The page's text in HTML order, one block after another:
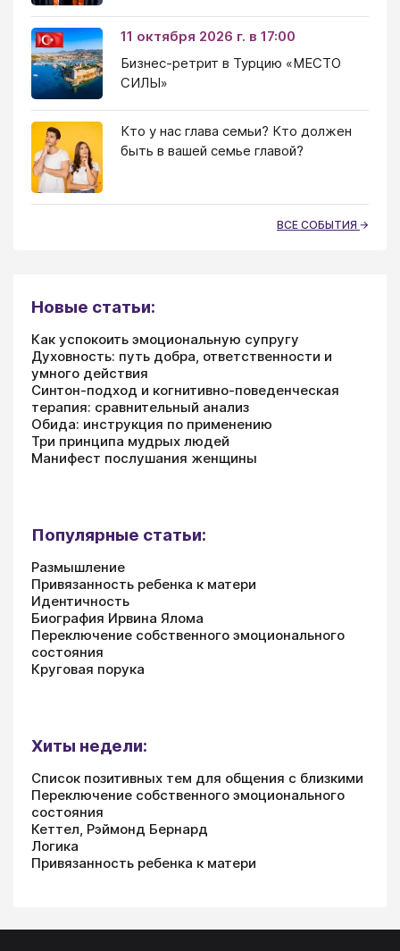
11 октября 2026 г. в 17:00
Бизнес-ретрит в Турцию «МЕСТО
СИЛЫ»
Кто у нас глава семьи? Кто должен
быть в вашей семье главой?
ВСЕ СОБЫТИЯ
Новые статьи:
Как успокоить эмоциональную супругу
Духовность: путь добра, ответственности и
умного действия
Синтон-подход и когнитивно-поведенческая
терапия: сравнительный анализ
Обида: инструкция по применению
Три принципа мудрых людей
Манифест послушания женщины
Популярные статьи:
Размышление
Привязанность ребенка к матери
Идентичность
Биография Ирвина Ялома
Переключение собственного эмоционального
состояния
Круговая порука
Хиты недели:
Список позитивных тем для общения с близкими
Переключение собственного эмоционального
состояния
Кеттел, Рэймонд Бернард
Логика
Привязанность ребенка к матери